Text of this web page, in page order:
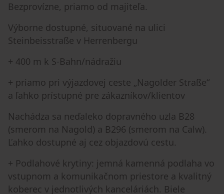
Bezprovízne, priamo od majiteľa.
Výborne dostupné, situované na ulici
Steinbeisstraße v Herrenbergu
+ 400 m k S-Bahn/nádražiu
+ priamo pri výjazdovej ceste „Nagolder Straße“
a ľahko prístupné pre zákazníkov/klientov
Nachádza sa neďaleko dopravného uzla B28
(smerom na Nagold) a B296 (smerom na Calw).
Ľahko dostupné aj cez objazdovú cestu.
+ Podlahové krytiny: jemná kamenná podlaha vo
vstupnom a komunikačnom priestore a kvalitný
koberec v jednotlivých kanceláriách. Biele